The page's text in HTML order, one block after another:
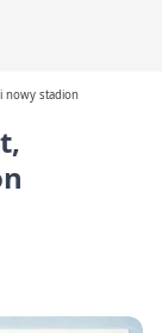
nowy stadion